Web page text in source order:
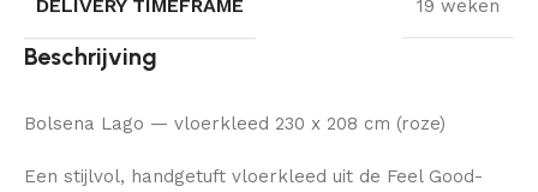
DELIVERY TIMEFRAME 19 weken
Beschrijving
Bolsena Lago — vloerkleed 230 x 208 cm (roze)
Een stijlvol, handgetuft vloerkleed uit de Feel Good-